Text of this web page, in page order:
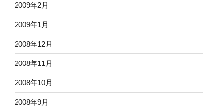
2009年2月
2009年1月
2008年12月
2008年11月
2008年10月
2008年9月